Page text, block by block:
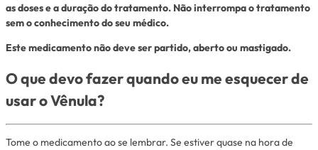
as doses e a duração do tratamento. Não interrompa o tratamento
sem o conhecimento do seu médico.
Este medicamento não deve ser partido, aberto ou mastigado.
O que devo fazer quando eu me esquecer de
usar o Vênula?
Tome o medicamento ao se lembrar. Se estiver quase na hora de